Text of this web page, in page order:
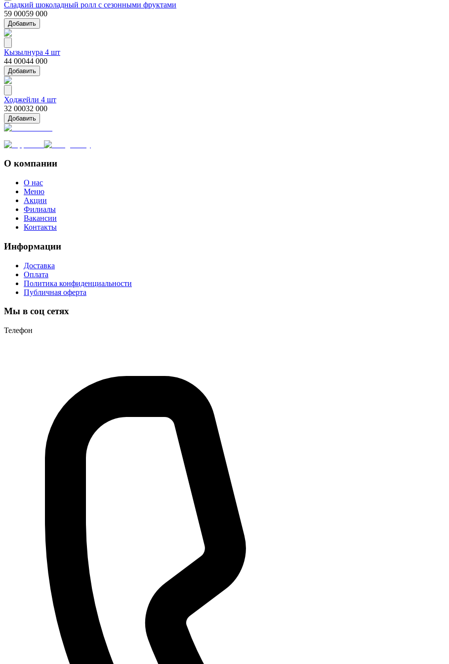
Сладкий шоколадный ролл с сезонными фруктами
59 00059 000
Добавить
Кызылнура 4 шт
44 00044 000
Добавить
Ходжейли 4 шт
32 00032 000
Добавить
О компании
О нас
Меню
Акции
Филиалы
Вакансии
Контакты
Информации
Доставка
Оплата
Политика конфиденциальности
Публичная оферта
Мы в соц сетях
Телефон